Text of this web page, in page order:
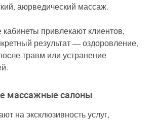
аюрведический массаж.
привлекают клиентов,
результат — оздоровление,
травм или устранение
массажные салоны
на эксклюзивность услуг,